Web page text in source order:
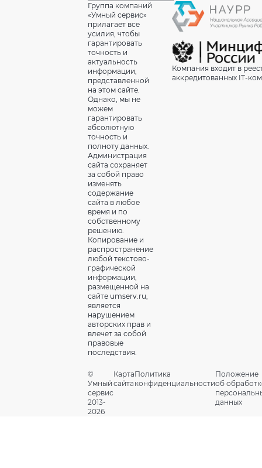
Группа компаний
«Умный сервис»
прилагает все
усилия, чтобы
гарантировать
точность и
актуальность
информации,
представленной
на этом сайте.
Однако, мы не
можем
гарантировать
абсолютную
точность и
полноту данных.
Администрация
сайта сохраняет
за собой право
изменять
содержание
сайта в любое
время и по
собственному
решению.
Копирование и
распространение
любой текстово-
графической
информации,
размещенной на
сайте umserv.ru,
является
нарушением
авторских прав и
влечет за собой
правовые
последствия.
Компания входит в
аккредитованных IT-
©
Умный
сервис
2013-
2026
Карта
сайта
Политика
конфиденциальности
Положение
об
данных